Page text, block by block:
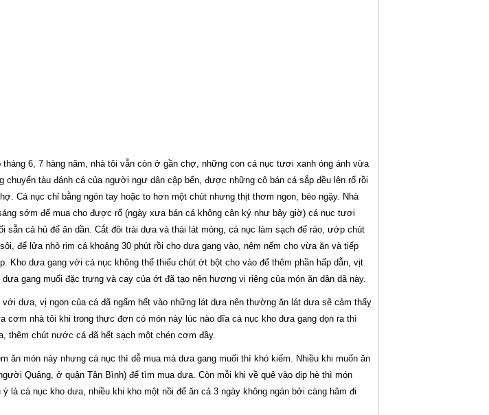
6, 7 hàng năm, nhà tôi vẫn còn ở gần chợ, những con cá nục tươi xanh óng ánh vừa
chuyến tàu đánh cá của người ngư dân cập bến, được những cô bán cá sắp đều lên rổ rồi
Cá nục chỉ bằng ngón tay hoặc to hơn một chút nhưng thịt thơm ngon, béo ngậy. Nhà
sớm để mua cho được rổ (ngày xưa bán cá không cân ký như bây giờ) cá nục tươi
sẵn cả hủ để ăn dần. Cắt đôi trái dưa và thái lát mỏng, cá nục làm sạch để ráo, ướp chút
để lửa nhỏ rim cá khoảng 30 phút rồi cho dưa gang vào, nêm nếm cho vừa ăn và tiếp
Kho dưa gang với cá nục không thể thiếu chút ớt bột cho vào để thêm phần hấp dẫn, vịt
gang muối đặc trưng và cay của ớt đã tạo nên hương vị riêng của món ăn dân dã này.
dưa, vị ngon của cá đã ngấm hết vào những lát dưa nên thường ăn lát dưa sẽ cảm thấy
cơm nhà tôi khi trong thực đơn có món này lúc nào dĩa cá nục kho dưa gang dọn ra thì
thêm chút nước cá đã hết sạch một chén cơm đầy.
ăn món này nhưng cá nục thì dễ mua mà dưa gang muối thì khó kiếm. Nhiều khi muốn ăn
Quảng, ở quận Tân Bình) để tìm mua dưa. Còn mỗi khi về quê vào dịp hè thì món
ý là cá nục kho dưa, nhiều khi kho một nồi để ăn cả 3 ngày không ngán bởi càng hâm đi